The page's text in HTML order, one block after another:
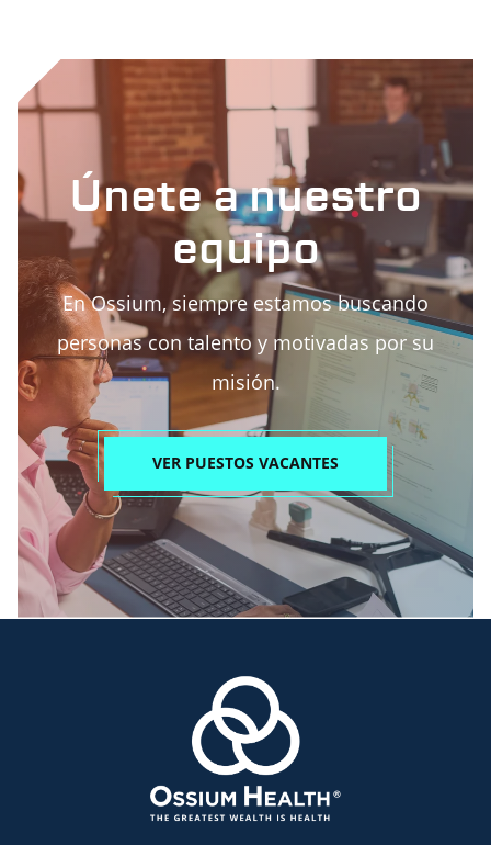
Únete a nuestro
equipo
En Ossium, siempre estamos buscando
personas con talento y motivadas por su
misión.
VER PUESTOS VACANTES